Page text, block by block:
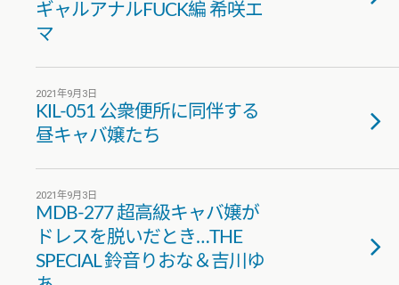
ギャルアナルFUCK編 希咲エ
マ
2021年9月3日
KIL-051 公衆便所に同伴する
昼キャバ嬢たち
2021年9月3日
MDB-277 超高級キャバ嬢が
ドレスを脱いだとき…THE
SPECIAL 鈴音りおな＆吉川ゆ